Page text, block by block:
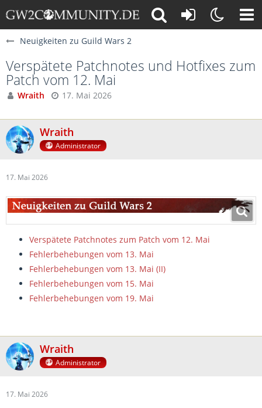
Neuigkeiten zu Guild Wars 2
Verspätete Patchnotes und Hotfixes zum
Patch vom 12. Mai
Wraith 17. Mai 2026
Wraith
Administrator
17. Mai 2026
Verspätete Patchnotes zum Patch vom 12. Mai
Fehlerbehebungen vom 13. Mai
Fehlerbehebungen vom 13. Mai (II)
Fehlerbehebungen vom 15. Mai
Fehlerbehebungen vom 19. Mai
Wraith
Administrator
17. Mai 2026